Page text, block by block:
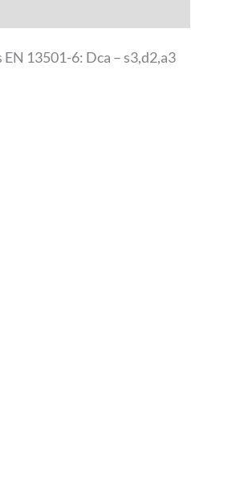
13501-6: Dca – s3,d2,a3